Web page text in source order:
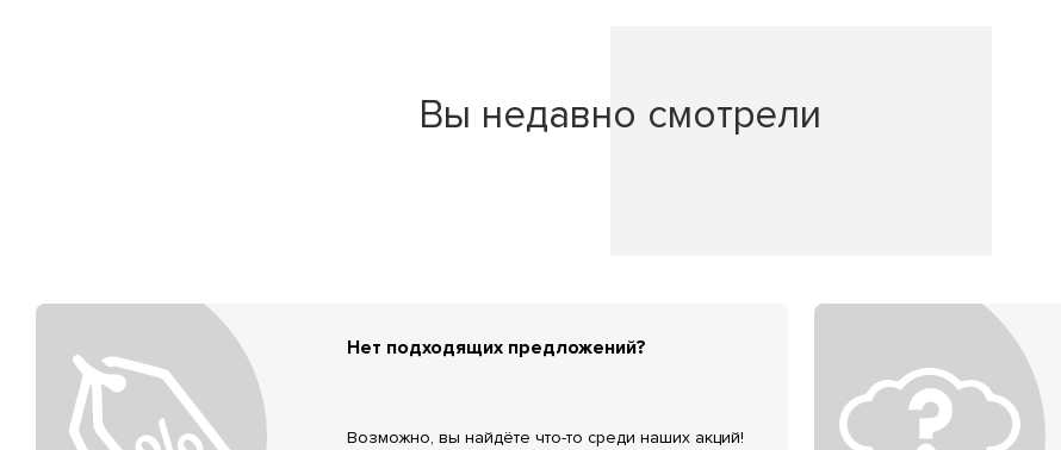
Вы недавно смотрели
Нет подходящих предложений?
Возможно, вы найдёте что-то среди наших акций!